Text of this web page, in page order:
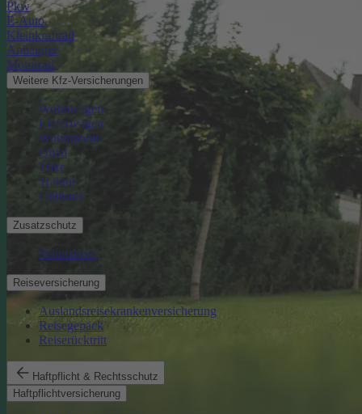
Pkw
E-Auto
Kleinkraftrad
Anhänger
Motorrad
Weitere Kfz-Versicherungen
Wohnwagen
Lieferwagen
Wohnmobil
Quad
Trike
Traktor
Oldtimer
Zusatzschutz
Schutzbrief
Reiseversicherung
Auslandsreisekrankenversicherung
Reisegepäck
Reiserücktritt
Haftpflicht & Rechtsschutz
Haftpflichtversicherung